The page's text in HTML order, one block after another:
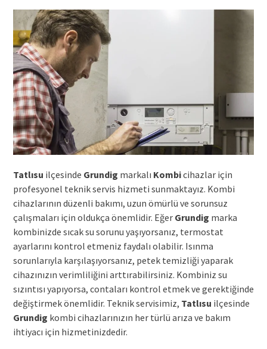
Tatlısu ilçesinde Grundig markalı Kombicihazlar için
profesyonel teknik servis hizmeti sunmaktayız. Kombi
cihazlarının düzenli bakımı, uzun ömürlü ve sorunsuz
çalışmaları için oldukça önemlidir. Eğer Grundig marka
kombinizde sıcak su sorunu yaşıyorsanız, termostat
ayarlarını kontrol etmeniz faydalı olabilir. Isınma
sorunlarıyla karşılaşıyorsanız, petek temizliği yaparak
cihazınızın verimliliğini arttırabilirsiniz. Kombiniz su
sızıntısı yapıyorsa, contaları kontrol etmek ve gerektiğinde
değiştirmek önemlidir. Teknik servisimiz, Tatlısu ilçesinde
Grundig kombi cihazlarınızın her türlü arıza ve bakım
ihtiyacı için hizmetinizdedir.